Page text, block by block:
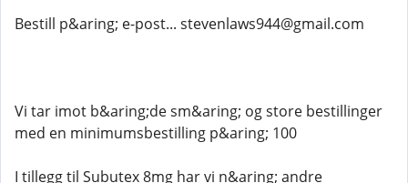
Bestill p&aring; e-post... stevenlaws944@gmail.com
Vi tar imot b&aring;de sm&aring; og store bestillinger
med en minimumsbestilling p&aring; 100
I tillegg til Subutex 8mg har vi n&aring; andre